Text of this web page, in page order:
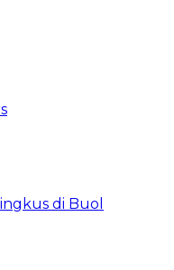
di Buol